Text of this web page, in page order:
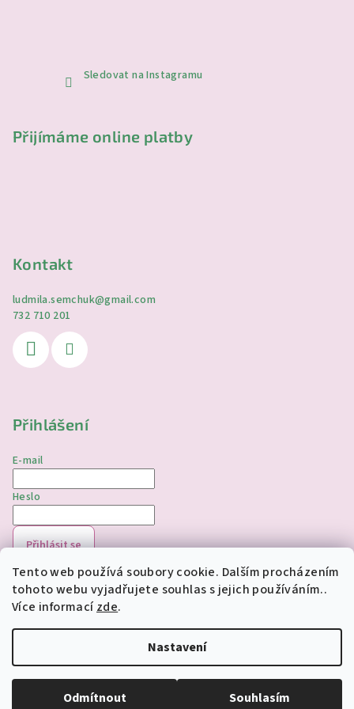
Tento web používá soubory cookie. Dalším procházením
tohoto webu vyjadřujete souhlas s jejich používáním..
Více informacízde.
Nastavení
Odmítnout Souhlasím
Sledovat na Instagramu
Přijímáme online platby
Kontakt
ludmila.semchuk@gmail.com
732 710 201
Přihlášení
E-mail
Heslo
Přihlásit se
Nová registraceZapomenuté heslo
Copyright 2026jednorozciverivnas.cz. Všechna práva
Upravit nastavení cookies
Vytvořil Shoptet